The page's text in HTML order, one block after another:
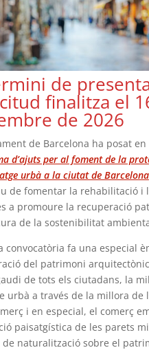
de
finalitza el
de 2026
de Barcelona ha posat
d’ajuts per al foment de la
urbà a la ciutat de Barcelona
de fomentar la rehabilitació i
a promoure la recuperació
de la sostenibilitat
convocatòria fa una especial
del patrimoni
de tots els ciutadans, la
urbà a través de la millora de
i en especial, el comerç
paisatgística de les parets
de naturalització sobre el